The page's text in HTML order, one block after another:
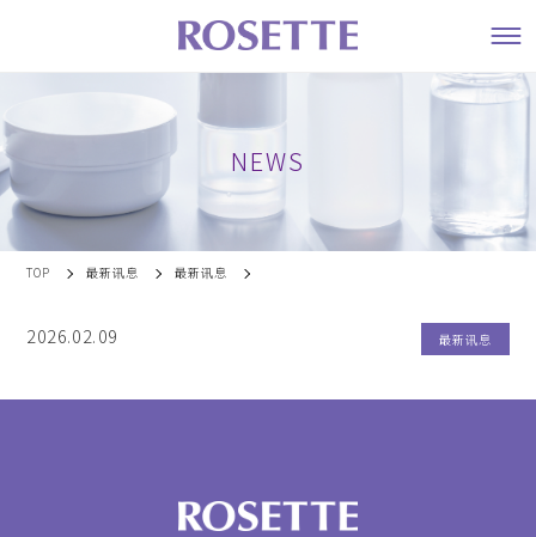
NEWS
TOP 最新讯息 最新讯息
2026.02.09 最新讯息